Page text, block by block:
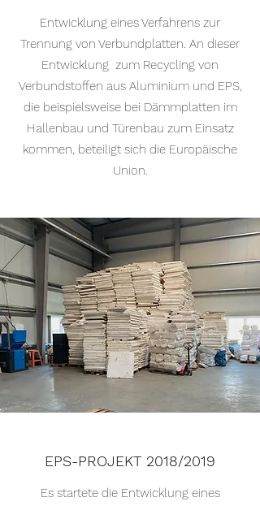
Entwicklung eines Verfahrens zur
Trennung von Verbundplatten. An dieser
Entwicklung zum Recycling von
Verbundstoffen aus Aluminium und EPS,
die beispielsweise bei Dämmplatten im
Hallenbau und Türenbau zum Einsatz
kommen, beteiligt sich die Europäische
Union.
EPS-PROJEKT 2018/2019
Es startete die Entwicklung eines